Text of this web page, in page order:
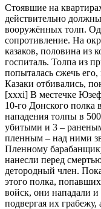
Стоявшие на
действительно
вооружённых толп.
сопротивление. На
казаков, половина из
госпиталь. Толпа из
попыталась сжечь
Казаки отбивались,
[xxxi] В местечке
10-го Донского полка
нападения толпы в
убитыми и 3 –
пленным – над ними
Пленному
нанесли перед
детородный член.
этого полка,
войск, они нападали
подвергая их